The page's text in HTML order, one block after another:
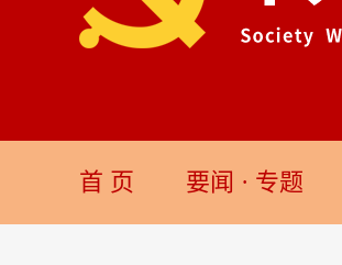
首 页 要闻 · 专题